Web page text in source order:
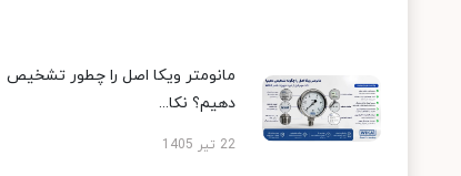
مانومتر ویکا اصل را چطور تشخیص
دهیم؟ نکا...
22 تیر 1405